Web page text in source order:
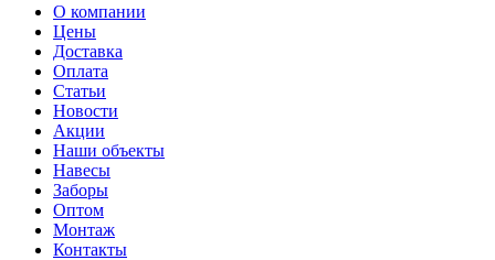
О компании
Цены
Доставка
Оплата
Статьи
Новости
Акции
Наши объекты
Навесы
Заборы
Оптом
Монтаж
Контакты